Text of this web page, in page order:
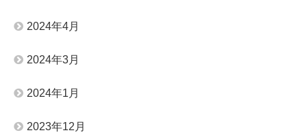
2024年4月
2024年3月
2024年1月
2023年12月